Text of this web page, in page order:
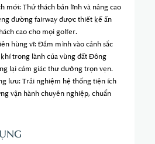
mới: Thử thách bản lĩnh và nâng cao
đường fairway được thiết kế ấn
cao cho mọi golfer.
hùng vĩ: Đắm mình vào cảnh sắc
trong lành của vùng đất Đông
lại cảm giác thư dưỡng trọn vẹn.
lưu: Trải nghiệm hệ thống tiện ích
vận hành chuyên nghiệp, chuẩn